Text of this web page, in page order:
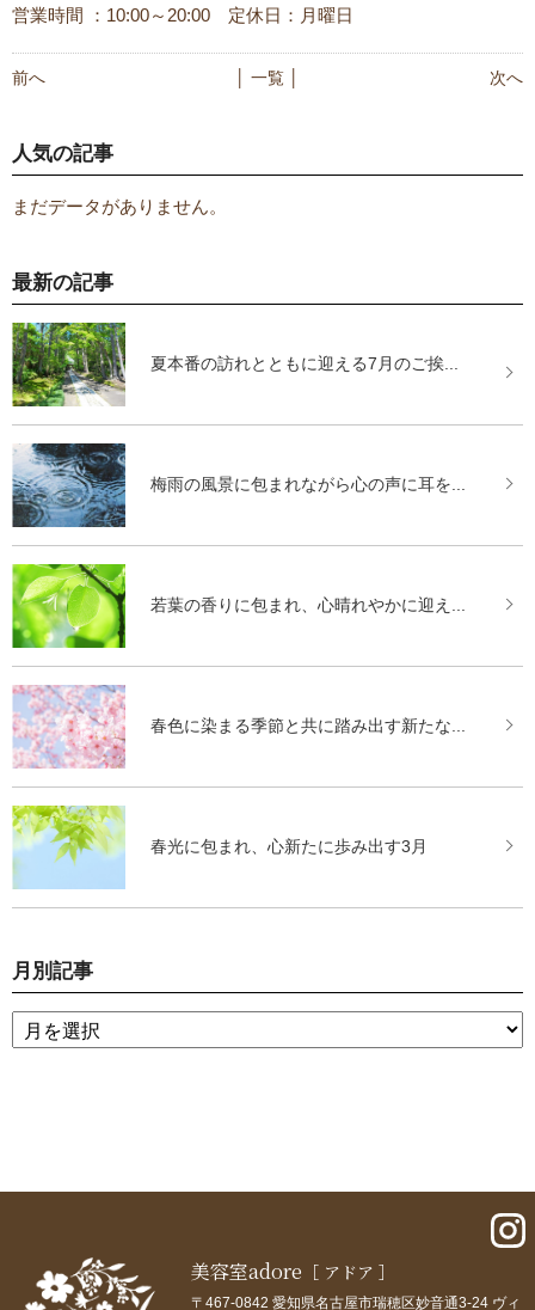
営業時間 ：10:00～20:00 定休日：月曜日
前へ 次へ
│ 一覧 │
人気の記事
まだデータがありません。
最新の記事
夏本番の訪れとともに迎える7月のご挨...
梅雨の風景に包まれながら心の声に耳を...
若葉の香りに包まれ、心晴れやかに迎え...
春色に染まる季節と共に踏み出す新たな...
春光に包まれ、心新たに歩み出す3月
月別記事
美容室adore ［ アドア ］
〒467-0842 愛知県名古屋市瑞穂区妙音通3-24 ヴィ